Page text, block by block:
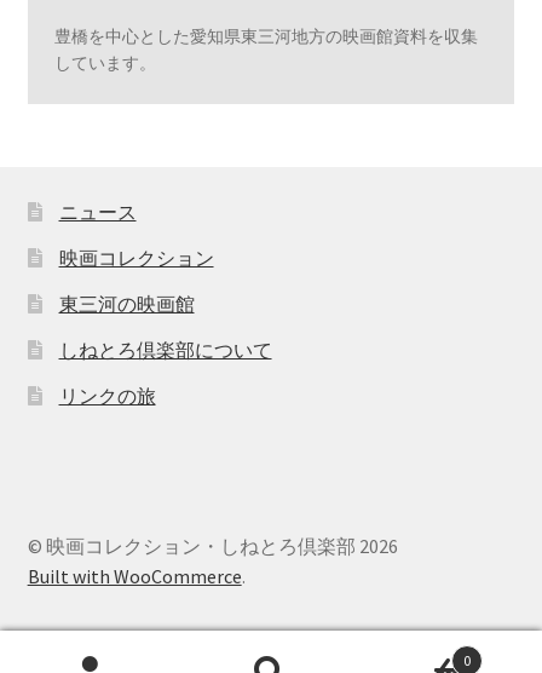
豊橋を中心とした愛知県東三河地方の映画館資料を収集
しています。
ニュース
映画コレクション
東三河の映画館
しねとろ倶楽部について
リンクの旅
© 映画コレクション・しねとろ倶楽部 2026
Built with WooCommerce.
0